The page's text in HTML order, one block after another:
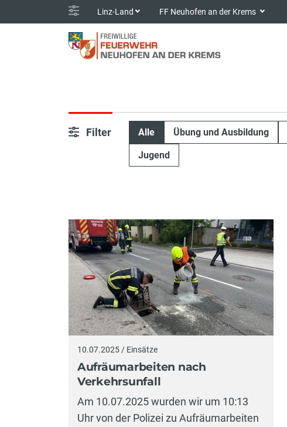
Linz-Land FF Neuhofen an der Krems
Filter Alle Übung und Ausbildung
Jugend
10.07.2025 / Einsätze
Aufräumarbeiten nach
Verkehrsunfall
Am 10.07.2025 wurden wir um 10:13
Uhr von der Polizei zu Aufräumarbeiten